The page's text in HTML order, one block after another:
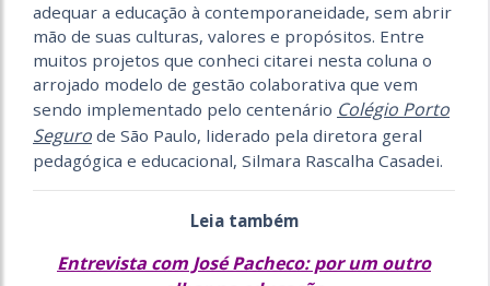
adequar a educação à contemporaneidade, sem abrir
mão de suas culturas, valores e propósitos. Entre
muitos projetos que conheci citarei nesta coluna o
arrojado modelo de gestão colaborativa que vem
sendo implementado pelo centenário Colégio Porto
Seguro de São Paulo, liderado pela diretora geral
pedagógica e educacional, Silmara Rascalha Casadei.
Leia também
Entrevista com José Pacheco: por um outro